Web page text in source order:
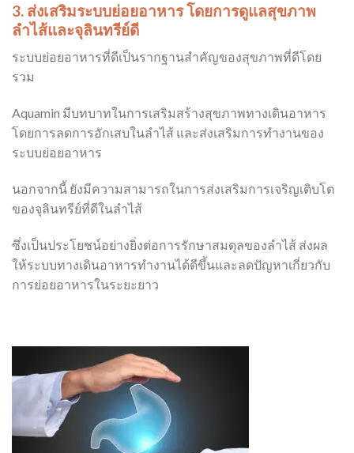
3. ส่งเสริมระบบย่อยอาหาร โดยการดูแลสุขภาพ
ลำไส้และจุลินทรีย์ดี
ระบบย่อยอาหารที่ดีเป็นรากฐานสำคัญของสุขภาพที่ดีโดย
รวม
Aquamin มีบทบาทในการเสริมสร้างสุขภาพทางเดินอาหาร
โดยการลดการอักเสบในลำไส้ และส่งเสริมการทำงานของ
ระบบย่อยอาหาร
นอกจากนี้ ยังมีความสามารถในการส่งเสริมการเจริญเติบโต
ของจุลินทรีย์ที่ดีในลำไส้
ซึ่งเป็นประโยชน์อย่างยิ่งต่อการรักษาสมดุลของลำไส้ ส่งผล
ให้ระบบทางเดินอาหารทำงานได้ดีขึ้นและลดปัญหาเกี่ยวกับ
การย่อยอาหารในระยะยาว